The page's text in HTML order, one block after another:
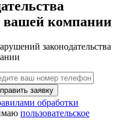
вашей компании
законодательства
заявку
обработки
пользовательское